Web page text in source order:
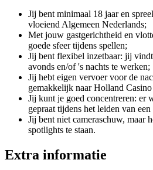
Jij bent minimaal 18 jaar en
vloeiend Algemeen Nederlands;
Met jouw gastgerichtheid en
goede sfeer tijdens spellen;
Jij bent flexibel inzetbaar: jij
avonds en/of 's nachts te werken;
Jij hebt eigen vervoer voor de
gemakkelijk naar Holland
Jij kunt je goed concentreren: er
gepraat tijdens het leiden van een
Jij bent niet cameraschuw, maar
spotlights te staan.
Extra informatie